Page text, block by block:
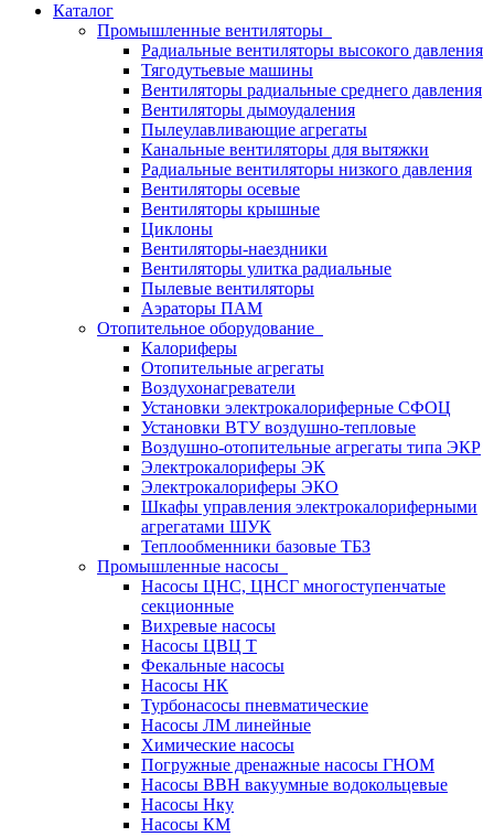
Каталог
Промышленные вентиляторы
Радиальные вентиляторы высокого давления
Тягодутьевые машины
Вентиляторы радиальные среднего давления
Вентиляторы дымоудаления
Пылеулавливающие агрегаты
Канальные вентиляторы для вытяжки
Радиальные вентиляторы низкого давления
Вентиляторы осевые
Вентиляторы крышные
Циклоны
Вентиляторы-наездники
Вентиляторы улитка радиальные
Пылевые вентиляторы
Аэраторы ПАМ
Отопительное оборудование
Калориферы
Отопительные агрегаты
Воздухонагреватели
Установки электрокалориферные СФОЦ
Установки ВТУ воздушно-тепловые
Воздушно-отопительные агрегаты типа ЭКР
Электрокалориферы ЭК
Электрокалориферы ЭКО
Шкафы управления электрокалориферными
агрегатами ШУК
Теплообменники базовые ТБЗ
Промышленные насосы
Насосы ЦНС, ЦНСГ многоступенчатые
секционные
Вихревые насосы
Насосы ЦВЦ Т
Фекальные насосы
Насосы НК
Турбонасосы пневматические
Насосы ЛМ линейные
Химические насосы
Погружные дренажные насосы ГНОМ
Насосы ВВН вакуумные водокольцевые
Насосы Нку
Насосы КМ